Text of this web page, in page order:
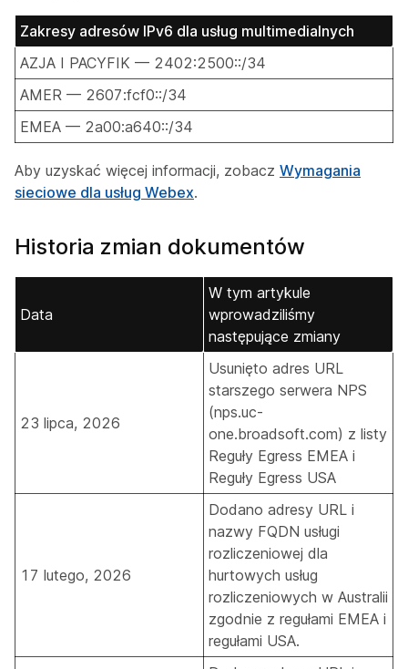
Zakresy adresów IPv6 dla usług multimedialnych
AZJA I PACYFIK — 2402:2500::/34
AMER — 2607:fcf0::/34
EMEA — 2a00:a640::/34
Aby uzyskać więcej informacji, zobacz Wymagania
sieciowe dla usług Webex.
Historia zmian dokumentów
Data
W tym artykule
wprowadziliśmy
następujące zmiany
23 lipca, 2026
Usunięto adres URL
starszego serwera NPS
(nps.uc-
one.broadsoft.com) z listy
Reguły Egress EMEA i
Reguły Egress USA
17 lutego, 2026
Dodano adresy URL i
nazwy FQDN usługi
rozliczeniowej dla
hurtowych usług
rozliczeniowych w Australii
zgodnie z regułami EMEA i
regułami USA.